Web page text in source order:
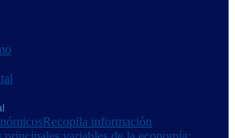
Recopila información